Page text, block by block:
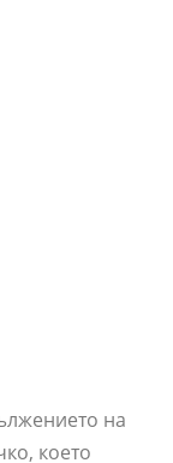
на
което